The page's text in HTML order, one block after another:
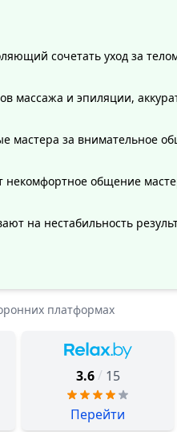
сочетать уход за
массажа и эпиляции,
мастера за внимательное
общение
на нестабильность
платформах
3.6 / 15
Перейти